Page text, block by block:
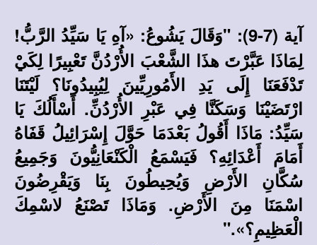
آية (7-9): "وَقَالَ يَشُوعُ: «آهِ يَا سَيِّدُ الرَّبُّ!
لِمَاذَا عَبَّرْتَ هذَا الشَّعْبَ الأُرْدُنَّ تَعْبِيرًا لِكَيْ
تَدْفَعَنَا إِلَى يَدِ الأَمُورِيِّينَ لِيُبِيدُونَا؟ لَيْتَنَا
ارْتَضَيْنَا وَسَكَنَّا فِي عَبْرِ الأُرْدُنِّ. أَسْأَلُكَ يَا
سَيِّدُ: مَاذَا أَقُولُ بَعْدَمَا حَوَّلَ إِسْرَائِيلُ قَفَاهُ
أَمَامَ أَعْدَائِهِ؟ فَيَسْمَعُ الْكَنْعَانِيُّونَ وَجَمِيعُ
سُكَّانِ الأَرْضِ وَيُحِيطُونَ بِنَا وَيَقْرِضُونَ
اسْمَنَا مِنَ الأَرْضِ. وَمَاذَا تَصْنَعُ لاسْمِكَ
الْعَظِيمِ؟»."